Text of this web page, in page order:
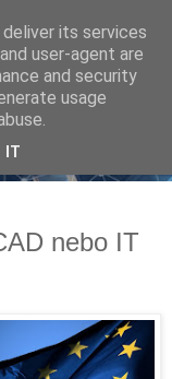
nebo IT
its services
user-agent are
and security
usage
IT